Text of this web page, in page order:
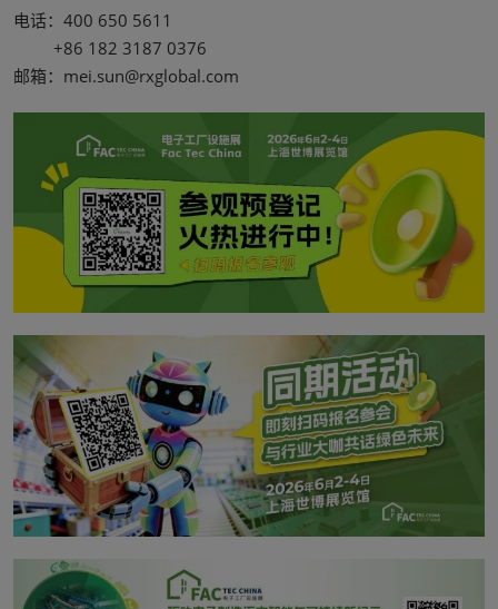
电话：400 650 5611
+86 182 3187 0376
邮箱：mei.sun@rxglobal.com